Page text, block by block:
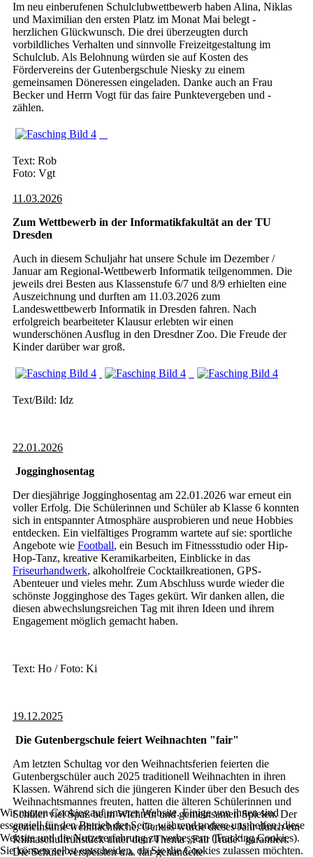
Im neu einberufenen Schulclubwettbewerb haben Alina, Niklas
und Maximilian den ersten Platz im Monat Mai belegt -
herzlichen Glückwunsch. Die drei überzeugten durch
vorbildliches Verhalten und sinnvolle Freizeitgestaltung im
Schulclub. Als Belohnung würden sie auf Kosten des
Fördervereins der Gutenbergschule Niesky zu einem
gemeinsamen Döneressen eingeladen. Danke auch an Frau
Becker und Herrn Vogt für das faire Punktevergeben und -
zählen.
Text: Rob
Foto: Vgt
11.03.2026
Zum Wettbewerb in der Informatikfakultät an der TU
Dresden
Auch in diesem Schuljahr hat unsere Schule im Dezember /
Januar am Regional-Wettbewerb Informatik teilgenommen. Die
jeweils drei Besten aus Klassenstufe 6/7 und 8/9 erhielten eine
Auszeichnung und durften am 11.03.2026 zum
Landeswettbewerb Informatik in Dresden fahren. Nach
erfolgreich bearbeiteter Klausur erlebten wir einen
wunderschönen Ausflug in den Dresdner Zoo. Die Freude der
Kinder darüber war groß.
Text/Bild: Idz
22.01.2026
Jogginghosentag
Der diesjährige Jogginghosentag am 22.01.2026 war erneut ein
voller Erfolg. Die Schülerinnen und Schüler ab Klasse 6 konnten
sich in entspannter Atmosphäre ausprobieren und neue Hobbies
entdecken. Ein vielfältiges Programm wartete auf sie: sportliche
Angebote wie Football, ein Besuch im Fitnessstudio oder Hip-
Hop-Tanz, kreative Keramikarbeiten, Einblicke in das
Friseurhandwerk, alkoholfreie Cocktailkreationen, GPS-
Abenteuer und vieles mehr. Zum Abschluss wurde wieder die
schönste Jogginghose des Tages gekürt. Wir danken allen, die
diesen abwechslungsreichen Tag mit ihren Ideen und ihrem
Engagement möglich gemacht haben.
Text: Ho / Foto: Ki
19.12.2025
Die Gutenbergschule feiert Weihnachten "fair"
Am letzten Schultag vor den Weihnachtsferien feierten die
Gutenbergschüler auch 2025 traditionell Weihnachten in ihren
Klassen. Während sich die jüngeren Kinder über den Besuch des
Weihnachtsmannes freuten, hatten die älteren Schülerinnen und
Schüler viel Spaß beim Wichteln und gemeinsamen Spielen. Der
gemeinsame weihnachtliche, Genuss wurde dieses Jahr durch ein
Klimaschulfrühstück unter dem Thema „Fair Trade“ garantiert.
Die Schüler verspeisten u.a. fair gehandelte
Wir nutzen Cookies auf unserer Website. Einige von ihnen sind
essenziell für den Betrieb der Seite, während andere uns helfen, diese
Website und die Nutzererfahrung zu verbessern (Tracking Cookies).
Sie können selbst entscheiden, ob Sie die Cookies zulassen möchten.